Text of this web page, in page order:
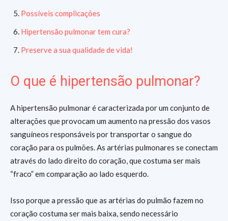
Possíveis complicações
Hipertensão pulmonar tem cura?
Preserve a sua qualidade de vida!
O que é hipertensão pulmonar?
A hipertensão pulmonar é caracterizada por um conjunto de
alterações que provocam um aumento na pressão dos vasos
sanguíneos responsáveis por transportar o sangue do
coração para os pulmões. As artérias pulmonares se conectam
através do lado direito do coração, que costuma ser mais
“fraco” em comparação ao lado esquerdo.
Isso porque a pressão que as artérias do pulmão fazem no
coração costuma ser mais baixa, sendo necessário